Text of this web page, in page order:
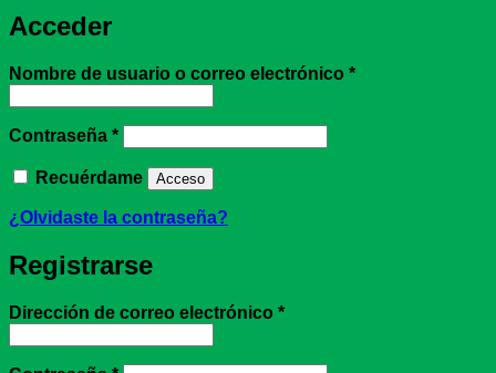
Acceder
Nombre de usuario o correo electrónico *Obligatorio
Contraseña *Obligatorio
Recuérdame Acceso
¿Olvidaste la contraseña?
Registrarse
Dirección de correo electrónico *Obligatorio